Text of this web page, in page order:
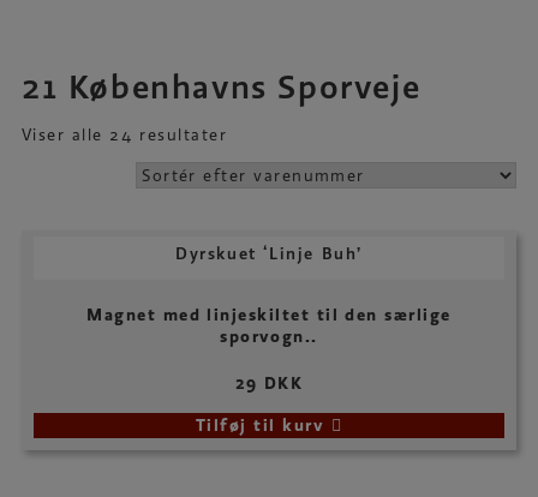
21 Københavns Sporveje
Viser alle 24 resultater
Dyrskuet ‘Linje Buh’
Magnet med linjeskiltet til den særlige
sporvogn..
29 DKK
Tilføj til kurv